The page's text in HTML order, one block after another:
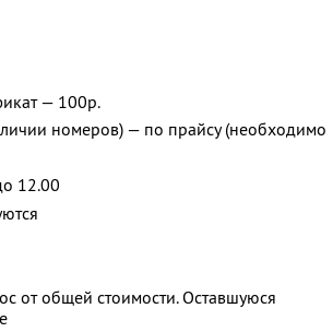
— 100р.
номеров) — по прайсу (необходимо
12.00
от общей стоимости. Оставшуюся